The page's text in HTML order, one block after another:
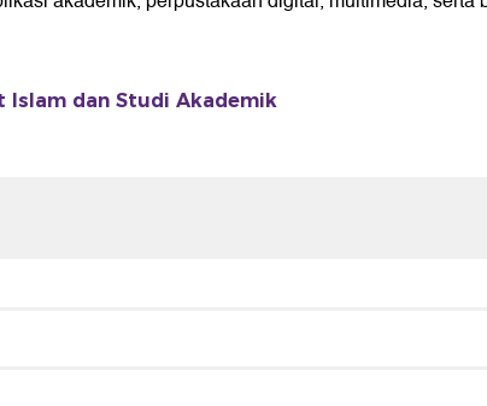
Islam dan Studi Akademik